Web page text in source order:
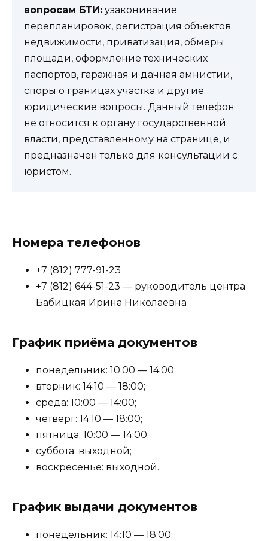
вопросам БТИ: узаконивание
перепланировок, регистрация объектов
недвижимости, приватизация, обмеры
площади, оформление технических
паспортов, гаражная и дачная амнистии,
споры о границах участка и другие
юридические вопросы. Данный телефон
не относится к органу государственной
власти, представленному на странице, и
предназначен только для консультации с
юристом.
Номера телефонов
+7 (812) 777-91-23
+7 (812) 644-51-23 — руководитель центра
Бабицкая Ирина Николаевна
График приёма документов
понедельник: 10:00 — 14:00;
вторник: 14:10 — 18:00;
среда: 10:00 — 14:00;
четверг: 14:10 — 18:00;
пятница: 10:00 — 14:00;
суббота: выходной;
воскресенье: выходной.
График выдачи документов
понедельник: 14:10 — 18:00;